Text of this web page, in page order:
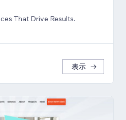
That Drive Results.
表示